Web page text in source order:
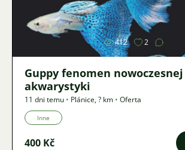
Zdjęcie
412 2
Guppy fenomen nowoczesnej
akwarystyki
11 dni temu • Plánice,? km • Oferta
Inne
400 Kč